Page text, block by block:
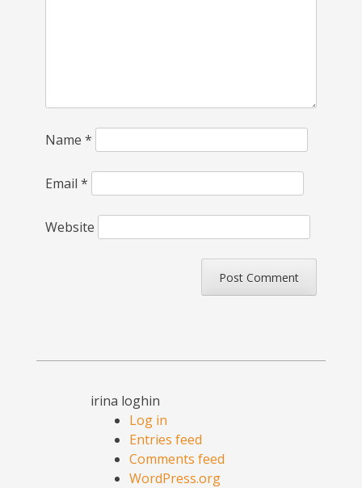
Name *
Email *
Website
irina loghin
Log in
Entries feed
Comments feed
WordPress.org